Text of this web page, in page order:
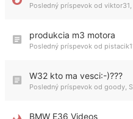
Posledný príspevok od viktor31
produkcia m3 motora
Posledný príspevok od
W32 kto ma vesci:-)???
Posledný príspevok od goody
BMW E36 Videos